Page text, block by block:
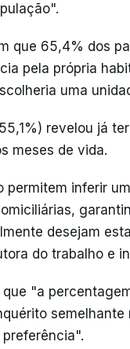
que 65,4% dos
pela própria
uma
revelou já
meses de vida.
permitem inferir
desejam
do trabalho e
"a